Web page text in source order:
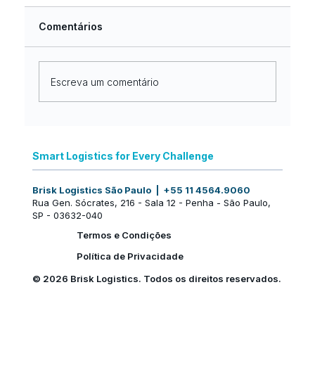
excelência no mercado internacional:
uma nova fase da Brisk Logistics
Comentários
Escreva um comentário
© 2026 Brisk Logistics. Todos os direitos reservados.
Brisk Logistics São Paulo | +55 11 4564.9060
Rua Gen. Sócrates, 216 - Sala 12 - Penha - São Paulo,
SP - 03632-040
Smart Logistics for Every Challenge
Termos e Condições
Política de Privacidade